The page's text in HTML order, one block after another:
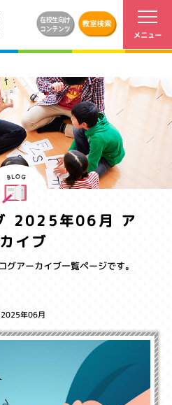
2025年06月 ア
イブ
アーカイブ一覧ページです。
2025年06月